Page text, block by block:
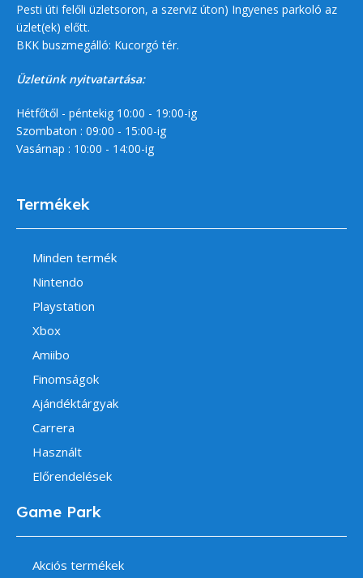
Pesti úti felőli üzletsoron, a szerviz úton) Ingyenes parkoló az
üzlet(ek) előtt.
BKK buszmegálló: Kucorgó tér.
Üzletünk nyitvatartása:
Hétfőtől - péntekig 10:00 - 19:00-ig
Szombaton : 09:00 - 15:00-ig
Vasárnap : 10:00 - 14:00-ig
Termékek
Minden termék
Nintendo
Playstation
Xbox
Amiibo
Finomságok
Ajándéktárgyak
Carrera
Használt
Előrendelések
Game Park
Akciós termékek